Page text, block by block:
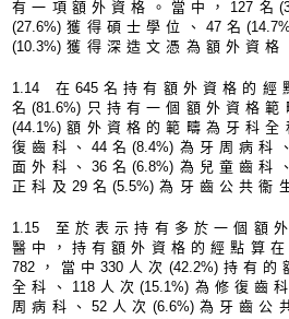
有一項額外資格。當中， 127名
(27.6%)獲得碩士學位、 47名
(10.3%)獲得深造文憑為額外資格
1.14 在 645名持有額外資格的經
名(81.6%)只持有一個額外資格範
(44.1%)額外資格的範疇為牙科全
復齒科、 44名(8.4%)為牙周病科
面外科、 36名(6.8%)為兒童齒科
正科及 29名(5.5%)為牙齒公共衞
1.15 至於表示持有多於一個額
醫中，持有額外資格的經點算
782，當中 330人次 (42.2%)持有的
全科、 118人次(15.1%)為修復齒
周病科、 52人次 (6.6%)為牙齒公